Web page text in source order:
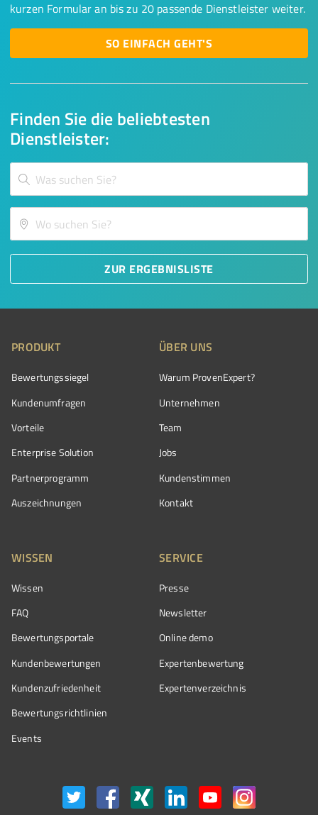
Finden Sie die beliebtesten
Dienstleister:
ZUR ERGEBNISLISTE
kurzen Formular an bis zu 20 passende Dienstleister weiter.
SO EINFACH GEHT'S
PRODUKT
Bewertungssiegel
Kundenumfragen
Vorteile
Enterprise Solution
Partnerprogramm
Auszeichnungen
ÜBER UNS
Warum ProvenExpert?
Unternehmen
Team
Jobs
Kundenstimmen
Kontakt
WISSEN
Wissen
FAQ
Bewertungsportale
Kundenbewertungen
Kundenzufriedenheit
Bewertungs­richtlinien
Events
SERVICE
Presse
Newsletter
Online demo
Expertenbewertung
Expertenverzeichnis